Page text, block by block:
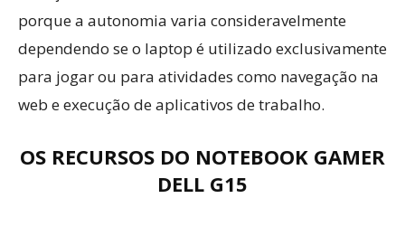
porque a autonomia varia consideravelmente
dependendo se o laptop é utilizado exclusivamente
para jogar ou para atividades como navegação na
web e execução de aplicativos de trabalho.
OS RECURSOS DO NOTEBOOK GAMER
DELL G15